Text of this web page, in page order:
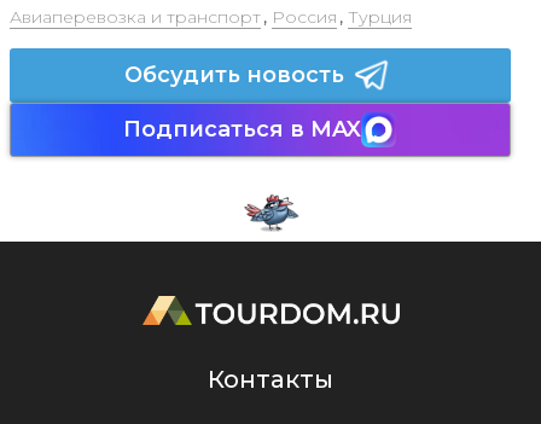
Авиаперевозка и транспорт, Россия , Турция
Обсудить новость
Подписаться в MAX
Контакты